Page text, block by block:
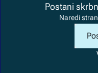
Postani
Naredi